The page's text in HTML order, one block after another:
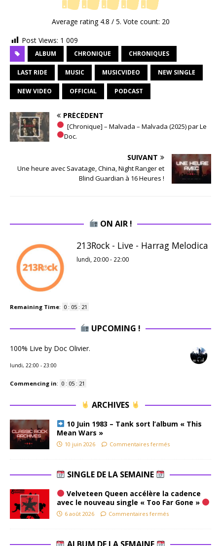
Average rating 4.8 / 5. Vote count: 20
Post Views: 1 009
ALBUM CHRONIQUE CHRONIQUES
LAST RIDE MUSIC MUSICVIDEO NEW SINGLE
NEW VIDEO OFFICIAL PODCAST
PRÉCÉDENT
[Chronique] – Malvada – Malvada (2025) par Le
Doc.
SUIVANT
Une heure avec Savatage, China, Night Ranger et
Blind Guardian à 16 Heures !
ON AIR !
213Rock - Live - Harrag Melodica
lundi, 20:00- 22:00
Remaining Time: 0 : 05 : 20
UPCOMING !
100% Live by Doc Olivier.
lundi, 22:00 - 23:00
Commencing in: 0 : 05 : 20
ARCHIVES
10 Juin 1983 – Tank sort l’album « This
Mean Wars »
10 juin 2026 Commentaires fermés
SINGLE DE LA SEMAINE
Velveteen Queen accélère la cadence
avec le nouveau single « Too Far Gone »
6 août 2026 Commentaires fermés